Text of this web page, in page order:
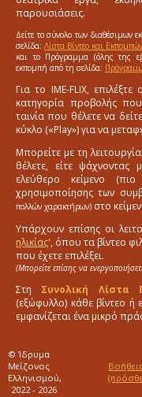
παρουσιάσεις.
Δείτε το σύνολο των διαθέσιμων
σελίδα: Λίστα Βίντεο και Εκπομπών
και το Πρόγραμμα (όλης της
εκπομπή από τη σελίδα:
Για το IME-FLIX,
κατηγορία προβολής που
ταινία που θέλετε να
κύκλο («Play») για να
Μπορείτε με τη
θέλετε, είτε ψάχνοντας
ελεύθερο κείμενο
χρησιμοποίησης των
πολλών χαρακτήρων) στο
Υπάρχουν επίσης οι
ηλικίας', όπου τα βίντεο
που έχετε επιλέξει.
(Μπορείτε επίσης να
Στη Συνολική Λίστα
(εξώφυλλο) κάθε βίντεο
εμφανίζεται ένα μικρό
© Ίδρυμα
Μείζονος
Ελληνισμού,
2022 - 2026